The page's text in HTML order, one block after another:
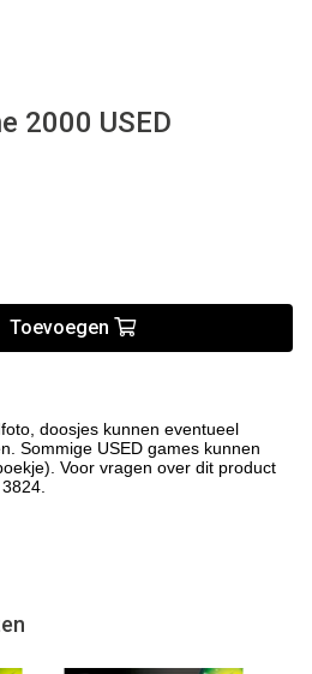
2000 USED
Toevoegen
doosjes kunnen eventueel
Sommige USED games kunnen
Voor vragen over dit product